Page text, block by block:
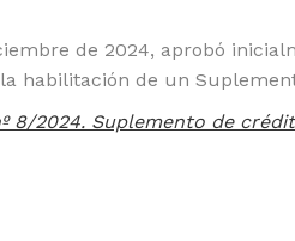
de 2024, aprobó
habilitación de un
8/2024. Suplemento de